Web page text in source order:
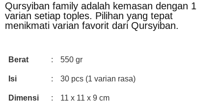
Qursyiban family adalah kemasan dengan 1
varian setiap toples. Pilihan yang tepat
menikmati varian favorit dari Qursyiban.
Berat : 550 gr
Isi : 30 pcs (1 varian rasa)
Dimensi : 11 x 11 x 9 cm